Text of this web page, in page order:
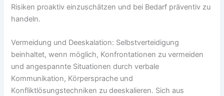
Risiken proaktiv einzuschätzen und bei Bedarf präventiv zu
handeln.
Vermeidung und Deeskalation: Selbstverteidigung
beinhaltet, wenn möglich, Konfrontationen zu vermeiden
und angespannte Situationen durch verbale
Kommunikation, Körpersprache und
Konfliktlösungstechniken zu deeskalieren. Sich aus